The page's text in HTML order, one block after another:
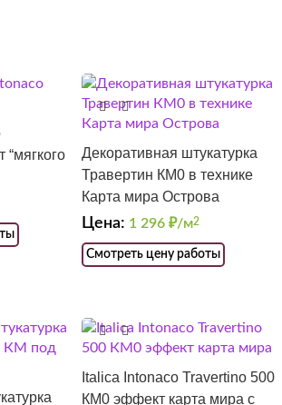
Декоративная штукатурка
Травертин КМ0 в технике
Карта мира Острова
Цена: 1 296 ₽/м2
Смотреть цену работы
Italica Intonaco Travertino 500
КМ0 эффект карта мира с